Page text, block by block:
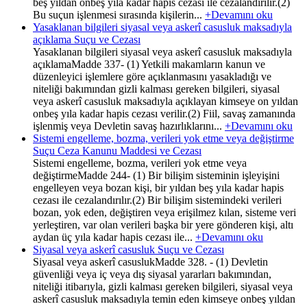
Bu suçun işlenmesi sırasında kişilerin... +Devamını oku
Yasaklanan bilgileri siyasal veya askerî casusluk maksadıyla
açıklama Suçu ve Cezası
Yasaklanan bilgileri siyasal veya askerî casusluk maksadıyla
açıklamaMadde 337- (1) Yetkili makamların kanun ve
düzenleyici işlemlere göre açıklanmasını yasakladığı ve
niteliği bakımından gizli kalması gereken bilgileri, siyasal
veya askerî casusluk maksadıyla açıklayan kimseye on yıldan
onbeş yıla kadar hapis cezası verilir.(2) Fiil, savaş zamanında
işlenmiş veya Devletin savaş hazırlıklarını... +Devamını oku
Sistemi engelleme, bozma, verileri yok etme veya değiştirme
Suçu Ceza Kanunu Maddesi ve Cezası
Sistemi engelleme, bozma, verileri yok etme veya
değiştirmeMadde 244- (1) Bir bilişim sisteminin işleyişini
engelleyen veya bozan kişi, bir yıldan beş yıla kadar hapis
cezası ile cezalandırılır.(2) Bir bilişim sistemindeki verileri
bozan, yok eden, değiştiren veya erişilmez kılan, sisteme veri
yerleştiren, var olan verileri başka bir yere gönderen kişi, altı
aydan üç yıla kadar hapis cezası ile... +Devamını oku
Siyasal veya askerî casusluk Suçu ve Cezası
Siyasal veya askerî casuslukMadde 328. - (1) Devletin
güvenliği veya iç veya dış siyasal yararları bakımından,
niteliği itibarıyla, gizli kalması gereken bilgileri, siyasal veya
askerî casusluk maksadıyla temin eden kimseye onbeş yıldan